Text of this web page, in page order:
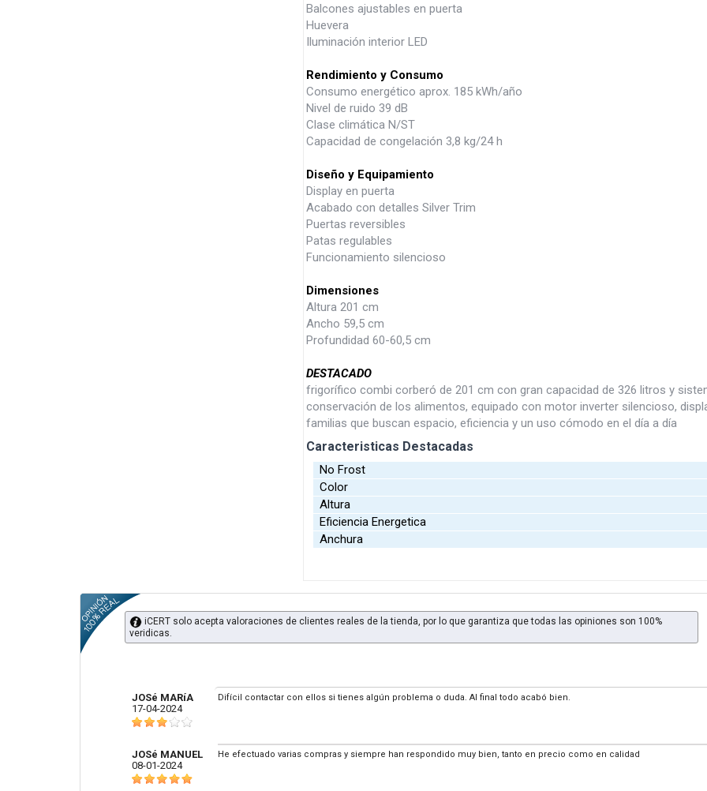
Balcones ajustables en puerta
Huevera
Iluminación interior LED
Rendimiento y Consumo
Consumo energético aprox. 185 kWh/año
Nivel de ruido 39 dB
Clase climática N/ST
Capacidad de congelación 3,8 kg/24 h
Diseño y Equipamiento
Display en puerta
Acabado con detalles Silver Trim
Puertas reversibles
Patas regulables
Funcionamiento silencioso
Dimensiones
Altura 201 cm
Ancho 59,5 cm
Profundidad 60-60,5 cm
DESTACADO
frigorífico combi corberó de 201 cm con gran capacidad de 326 litros y
conservación de los alimentos, equipado con motor inverter silencioso,
familias que buscan espacio, eficiencia y un uso cómodo en el día a día
Caracteristicas Destacadas
No Frost
Color
Altura
Eficiencia Energetica
Anchura
iCERT solo acepta valoraciones de clientes reales de la tienda, por lo que garantiza que todas las opiniones son 100%
veridicas.
JOSé MARíA
17-04-2024
Difícil contactar con ellos si tienes algún problema o duda. Al final todo acabó bien.
JOSé MANUEL
08-01-2024
He efectuado varias compras y siempre han respondido muy bien, tanto en precio como en calidad